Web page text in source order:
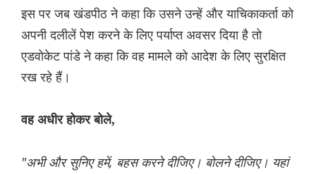
इस पर जब खंडपीठ ने कहा कि उसने उन्हें और याचिकाकर्ता को
अपनी दलीलें पेश करने के लिए पर्याप्त अवसर दिया है तो
एडवोकेट पांडे ने कहा कि वह मामले को आदेश के लिए सुरक्षित
रख रहे हैं।
वह अधीर होकर बोले,
"अभी और सुनिए हमें, बहस करने दीजिए। बोलने दीजिए। यहां